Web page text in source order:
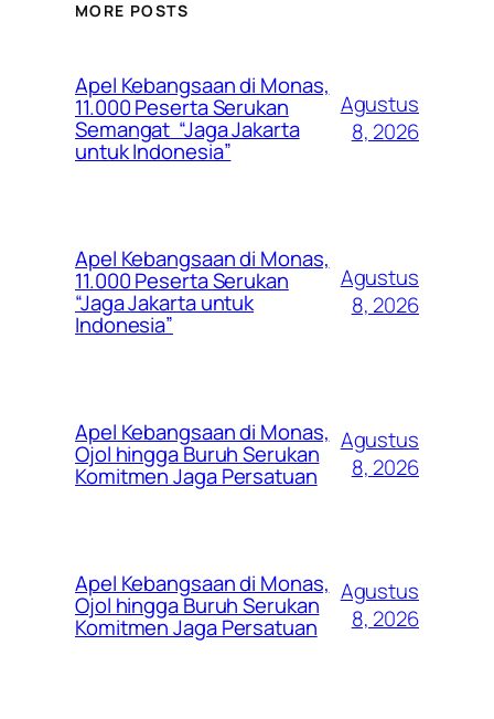
MORE POSTS
Apel Kebangsaan di Monas,
11.000 Peserta Serukan
Semangat “Jaga Jakarta
untuk Indonesia”
Agustus
8, 2026
Apel Kebangsaan di Monas,
11.000 Peserta Serukan
“Jaga Jakarta untuk
Indonesia”
Agustus
8, 2026
Apel Kebangsaan di Monas,
Ojol hingga Buruh Serukan
Komitmen Jaga Persatuan
Agustus
8, 2026
Apel Kebangsaan di Monas,
Ojol hingga Buruh Serukan
Komitmen Jaga Persatuan
Agustus
8, 2026